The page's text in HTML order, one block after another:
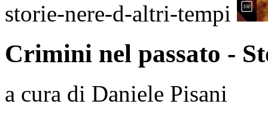
storie-nere-d-altri-tempi
Crimini nel passato -
a cura di Daniele Pisani